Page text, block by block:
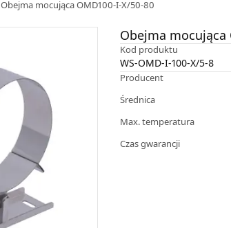
Obejma mocująca OMD100-I-X/50-80
Obejma mocująca
Kod produktu
WS-OMD-I-100-X/5-8
Producent
Średnica
Max. temperatura
Czas gwarancji